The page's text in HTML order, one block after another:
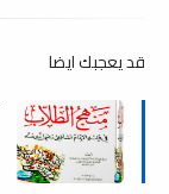
قد يعجبك ايضا